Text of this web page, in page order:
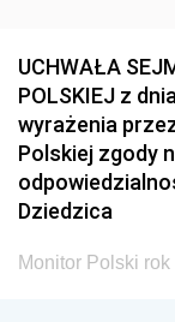
UCHWAŁA
POLSKIEJ z
wyrażenia
Polskiej zgody
Dziedzica
Monitor Polski rok